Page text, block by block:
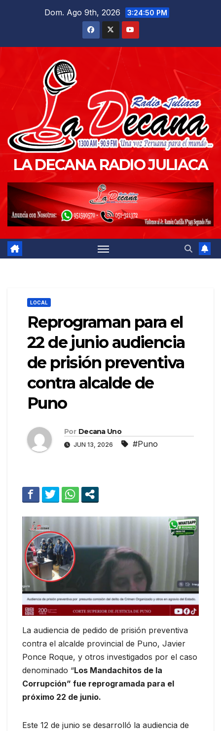
Dom. Ago 9th, 2026 3:24:51 PM
LA DECANA RADIO JULIACA
LOCAL
Reprograman para el
22 de junio audiencia
de prisión preventiva
contra alcalde de
Puno
Por Decana Uno
JUN 13, 2026 #Puno
La audiencia de pedido de prisión preventiva
contra el alcalde provincial de Puno, Javier
Ponce Roque, y otros investigados por el caso
denominado “Los Mandachitos de la
Corrupción” fue reprogramada para el
próximo 22 de junio.
Este 12 de junio se desarrolló la audiencia de